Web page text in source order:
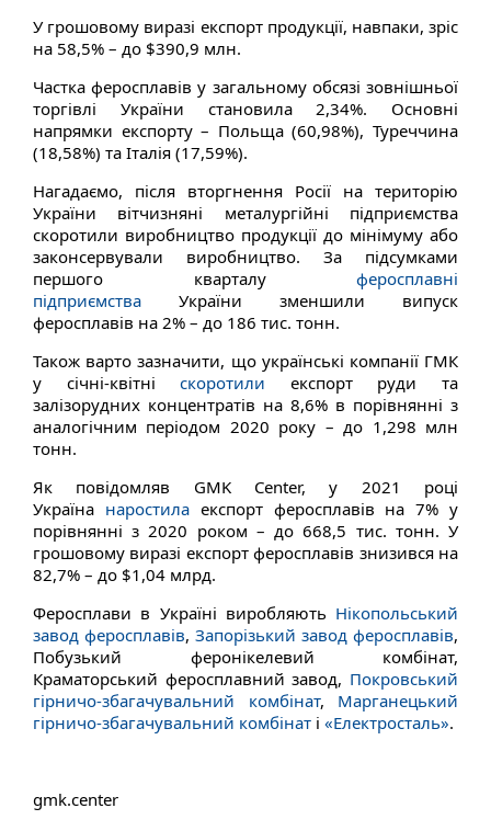
У грошовому виразі експорт продукції, навпаки, зріс
на 58,5% – до $390,9 млн.
Частка феросплавів у загальному обсязі зовнішньої
торгівлі України становила 2,34%. Основні
напрямки експорту – Польща (60,98%), Туреччина
(18,58%) та Італія (17,59%).
Нагадаємо, після вторгнення Росії на територію
України вітчизняні металургійні підприємства
скоротили виробництво продукції до мінімуму або
законсервували виробництво. За підсумками
першого кварталу феросплавні
підприємства України зменшили випуск
феросплавів на 2% – до 186 тис. тонн.
Також варто зазначити, що українські компанії ГМК
у січні-квітніскоротили експорт руди та
залізорудних концентратів на 8,6% в порівнянні з
аналогічним періодом 2020 року – до 1,298 млн
тонн.
Як повідомляв GMK Center, у 2021 році
Україна наростилаекспорт феросплавів на 7% у
порівнянні з 2020 роком – до 668,5 тис. тонн. У
грошовому виразі експорт феросплавів знизився на
82,7% – до $1,04 млрд.
Феросплави в Україні виробляють Нікопольський
завод феросплавів, Запорізький завод феросплавів,
Побузький феронікелевий комбінат,
Краматорський феросплавний завод, Покровський
гірничо-збагачувальний комбінат, Марганецький
гірничо-збагачувальний комбінат і «Електросталь».
gmk.center